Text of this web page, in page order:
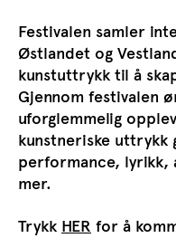
Festivalen samler
Østlandet og
kunstuttrykk til å
Gjennom festivalen
uforglemmelig
kunstneriske uttrykk
performance, lyrikk,
mer.
Trykk HER for å